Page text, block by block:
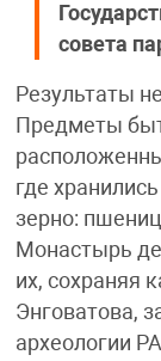
совета
Результаты
Предметы
где
зерно:
Монастырь
их, сохраняя
Энговатова,
археологии